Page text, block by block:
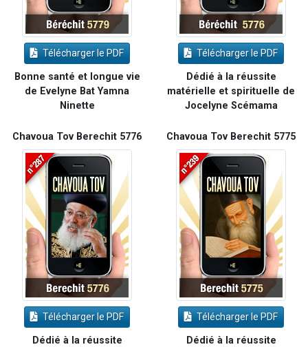
Télécharger le PDF
Bonne santé et longue vie
de Evelyne Bat Yamna
Ninette
Télécharger le PDF
Dédié à la réussite
matérielle et spirituelle de
Jocelyne Scémama
Chavoua Tov Berechit 5776
Télécharger le PDF
Dédié à la réussite
Chavoua Tov Berechit 5775
Télécharger le PDF
Dédié à la réussite